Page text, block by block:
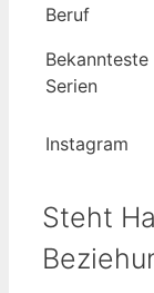
Beruf
Bekannteste
Serien
Instagram
Steht